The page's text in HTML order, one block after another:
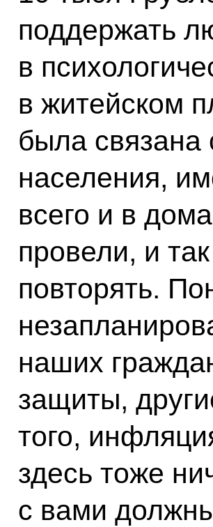
поддержать
в
в житейском
была связана
населения,
всего и в
провели, и
повторять.
наших
защиты,
того,
здесь тоже
с вами